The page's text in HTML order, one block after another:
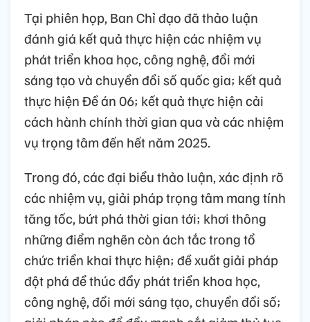
Tại phiên họp, Ban Chỉ đạo đã thảo luận
đánh giá kết quả thực hiện các nhiệm vụ
phát triển khoa học, công nghệ, đổi mới
sáng tạo và chuyển đổi số quốc gia; kết quả
thực hiện Đề án 06; kết quả thực hiện cải
cách hành chính thời gian qua và các nhiệm
vụ trọng tâm đến hết năm 2025.
Trong đó, các đại biểu thảo luận, xác định rõ
các nhiệm vụ, giải pháp trọng tâm mang tính
tăng tốc, bứt phá thời gian tới; khơi thông
những điểm nghẽn còn ách tắc trong tổ
chức triển khai thực hiện; đề xuất giải pháp
đột phá để thúc đẩy phát triển khoa học,
công nghệ, đổi mới sáng tạo, chuyển đổi số;